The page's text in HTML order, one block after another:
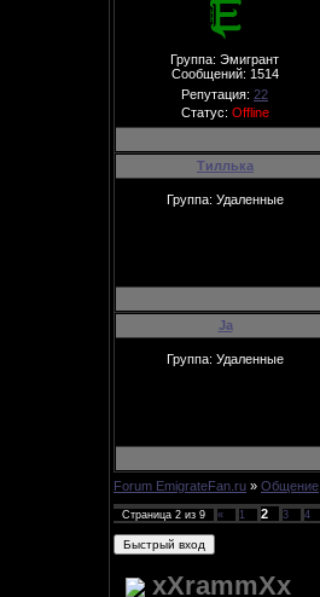
Группа: Эмигрант
Сообщений: 1514
Репутация: 22
Статус: Offline
Тиллька
Группа: Удаленные
Ja
Группа: Удаленные
Forum EmigrateFan.ru » Общение
Страница 2 из 9 « 1 2 3 4